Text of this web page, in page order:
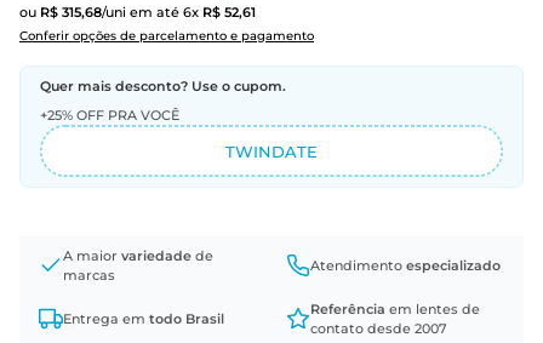
ou R$ 315,68/uni em até 6x R$ 52,61
Conferir opções de parcelamento e pagamento
Quer mais desconto? Use o cupom.
+25% OFF PRA VOCÊ
TWINDATE
A maior variedade de
marcas
Atendimento especializado
Entrega em todo Brasil
Referência em lentes de
contato desde 2007